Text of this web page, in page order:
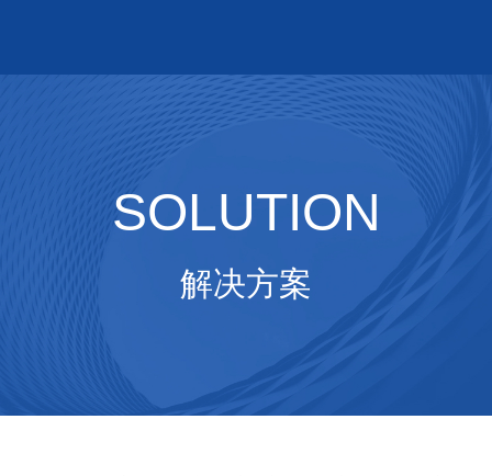
SOLUTION
解决方案